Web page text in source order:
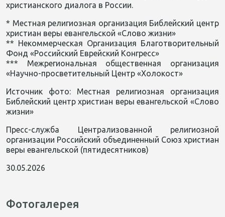
христианского диалога в России.
* Местная религиозная организация Библейский центр
христиан веры евангельской «Слово жизни»
** Некоммерческая Организация Благотворительный
Фонд «Российский Еврейский Конгресс»
*** Межрегиональная общественная организация
«Научно-просветительный Центр «Холокост»
Источник фото: Местная религиозная организация
Библейский центр христиан веры евангельской «Слово
жизни»
Пресс-служба Централизованной религиозной
организации Российский объединенный Союз христиан
веры евангельской (пятидесятников)
30.05.2026
Фотогалерея